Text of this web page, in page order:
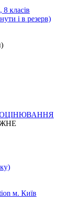
класів
і в резерв)
м. Київ